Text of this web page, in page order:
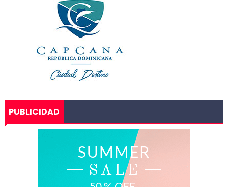
PUBLICIDAD